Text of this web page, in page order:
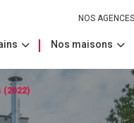
NOS
Nos maisons
(2022)